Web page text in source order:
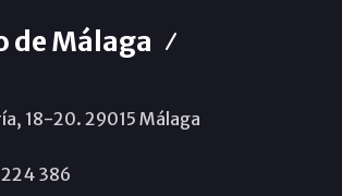
de Málaga
18-20. 29015 Málaga
386